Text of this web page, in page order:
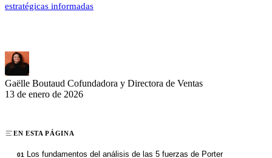
estratégicas informadas
Gaëlle Boutaud Cofundadora y Directora de Ventas
13 de enero de 2026
EN ESTA PÁGINA
01 Los fundamentos del análisis de las 5 fuerzas de Porter